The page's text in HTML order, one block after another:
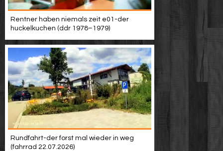
Rentner haben niemals zeit e01-der
huckelkuchen (ddr 1978–1979)
Rundfahrt-der forst mal wieder in weg
(fahrrad 22.07.2026)